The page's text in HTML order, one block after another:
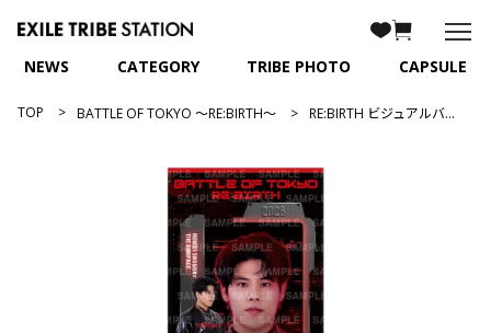
NEWS CATEGORY TRIBE PHOTO CAPSULE
TOP BATTLE OF TOKYO ～RE:BIRTH～ RE:BIRTH ビジュアルバスタオル/後藤拓磨